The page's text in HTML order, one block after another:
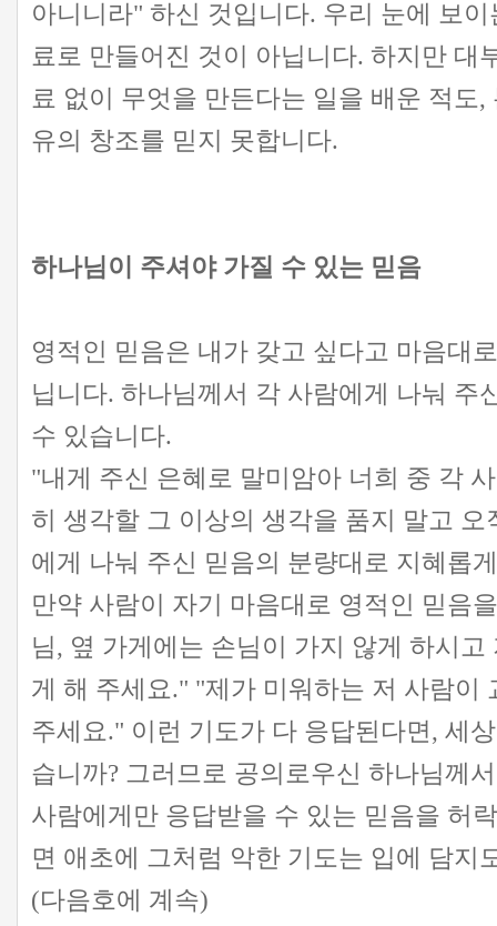
아니니라" 하신 것입니다. 우리 눈에 보
료로 만들어진 것이 아닙니다. 하지만 대
료 없이 무엇을 만든다는 일을 배운 적도
유의 창조를 믿지 못합니다.
하나님이 주셔야 가질 수 있는 믿음
영적인 믿음은 내가 갖고 싶다고 마음대
닙니다. 하나님께서 각 사람에게 나눠 주
수 있습니다.
"내게 주신 은혜로 말미암아 너희 중 각
히 생각할 그 이상의 생각을 품지 말고 오
에게 나눠 주신 믿음의 분량대로 지혜롭
만약 사람이 자기 마음대로 영적인 믿음
님, 옆 가게에는 손님이 가지 않게 하시
게 해 주세요." "제가 미워하는 저 사람이
주세요." 이런 기도가 다 응답된다면, 세
습니까? 그러므로 공의로우신 하나님께
사람에게만 응답받을 수 있는 믿음을 허
면 애초에 그처럼 악한 기도는 입에 담지
(다음호에 계속)